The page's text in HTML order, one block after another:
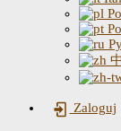
Zaloguj